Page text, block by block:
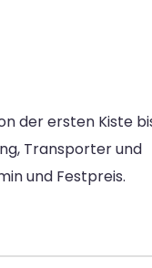
der ersten Kiste
Transporter und
und Festpreis.